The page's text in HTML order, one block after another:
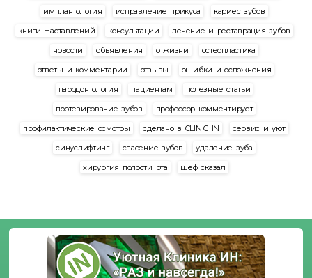
имплантология
исправление прикуса
кариес зубов
книги Наставлений
консультации
лечение и реставрация зубов
новости
объявления о жизни
остеопластика
ответы и комментарии
отзывы
ошибки и осложнения
пародонтология
пациентам
полезные статьи
протезирование зубов
профессор комментирует
профилактические осмотры
сделано в CLINIC IN
сервис и уют
синуслифтинг
спасение зубов
удаление зуба
хирургия полости рта
шеф сказал